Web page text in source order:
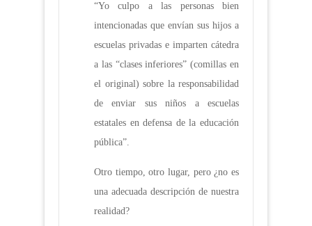
“Yo culpo a las personas bien
intencionadas que envían sus hijos a
escuelas privadas e imparten cátedra
a las “clases inferiores” (comillas en
el original) sobre la responsabilidad
de enviar sus niños a escuelas
estatales en defensa de la educación
pública”.
Otro tiempo, otro lugar, pero ¿no es
una adecuada descripción de nuestra
realidad?